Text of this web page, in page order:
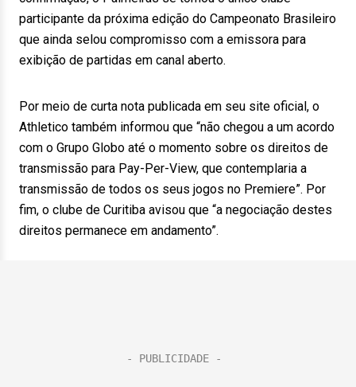
participante da próxima edição do Campeonato Brasileiro
que ainda selou compromisso com a emissora para
exibição de partidas em canal aberto.
Por meio de curta nota publicada em seu site oficial, o
Athletico também informou que “não chegou a um acordo
com o Grupo Globo até o momento sobre os direitos de
transmissão para Pay-Per-View, que contemplaria a
transmissão de todos os seus jogos no Premiere”. Por
fim, o clube de Curitiba avisou que “a negociação destes
direitos permanece em andamento”.